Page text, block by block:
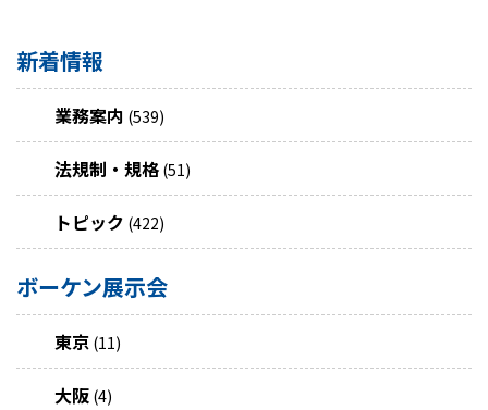
新着情報
業務案内 (539)
法規制・規格 (51)
トピック (422)
ボーケン展示会
東京 (11)
大阪 (4)